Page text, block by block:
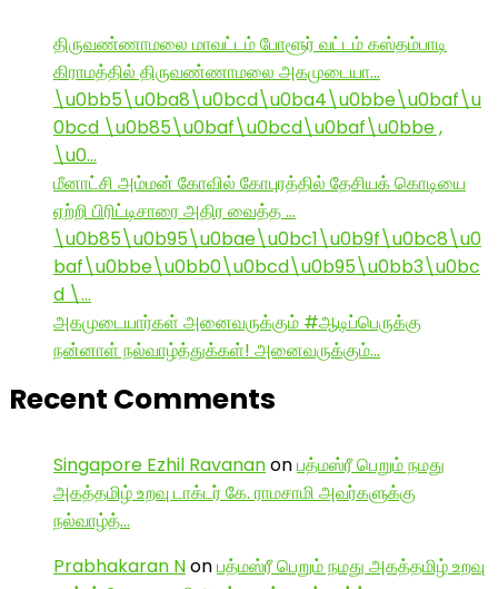
திருவண்ணாமலை மாவட்டம் போளூர் வட்டம் கஸ்தம்பாடி
கிராமத்தில் திருவண்ணாமலை அகமுடையா…
\u0bb5\u0ba8\u0bcd\u0ba4\u0bbe\u0baf\u
0bcd \u0b85\u0baf\u0bcd\u0baf\u0bbe ,
\u0…
மீனாட்சி அம்மன் கோவில் கோபுரத்தில் தேசியக் கொடியை
ஏற்றி பிரிட்டிசாரை அதிர வைத்த …
\u0b85\u0b95\u0bae\u0bc1\u0b9f\u0bc8\u0
baf\u0bbe\u0bb0\u0bcd\u0b95\u0bb3\u0bc
d \…
அகமுடையார்கள் அனைவருக்கும் #ஆடிப்பெருக்கு
நன்னாள் நல்வாழ்த்துக்கள்! அனைவருக்கும்…
Recent Comments
Singapore Ezhil Ravananonபத்மஸ்ரீ பெறும் நமது
அகத்தமிழ் உறவு டாக்டர் கே. ராமசாமி அவர்களுக்கு
நல்வாழ்த்…
Prabhakaran Nonபத்மஸ்ரீ பெறும் நமது அகத்தமிழ் உறவு